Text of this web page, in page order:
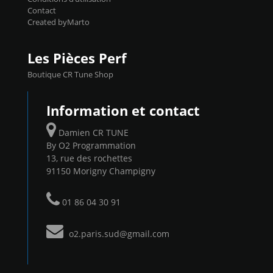
Contact
Created byMarto
Les Pièces Perf
Boutique CR Tune Shop
Information et contact
Damien CR TUNE
By O2 Programmation
13, rue des rochettes
91150 Morigny Champigny
01 86 04 30 91
o2.paris.sud@gmail.com